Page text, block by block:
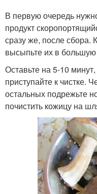
В первую очередь
продукт
сразу же, после сбора.
высыпьте их в большую
Оставьте на 5-10
приступайте к чистке.
остальных подрежьте
почистить кожицу на